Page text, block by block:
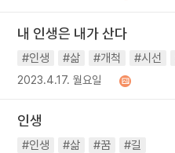
내 인생은 내가 산다
#인생 #삶 #개척 #시선
2023.4.17. 월요일
인생
#인생 #삶 #꿈 #길